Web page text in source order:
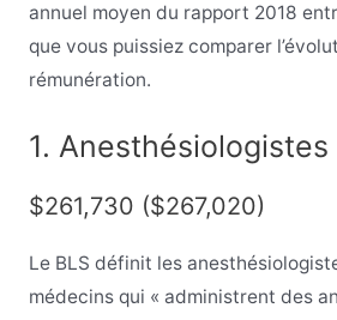
annuel moyen du rapport 2018
que vous puissiez comparer
rémunération.
1. Anesthésiologistes
$261,730 ($267,020)
Le BLS définit les
médecins qui « administrent des